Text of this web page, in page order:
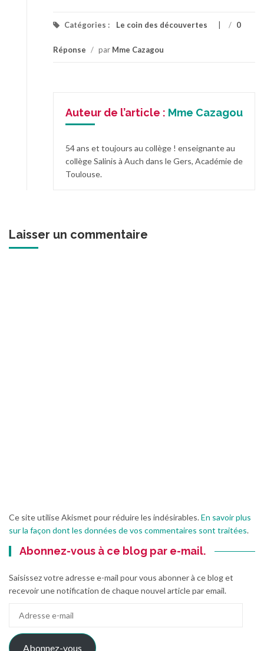
Catégories : Le coin des découvertes / 0
Réponse / par Mme Cazagou
Auteur de l’article : Mme Cazagou
54 ans et toujours au collège ! enseignante au
collège Salinis à Auch dans le Gers, Académie de
Toulouse.
Laisser un commentaire
Ce site utilise Akismet pour réduire les indésirables.En savoir plus
sur la façon dont les données de vos commentaires sont traitées.
Abonnez-vous à ce blog par e-mail.
Saisissez votre adresse e-mail pour vous abonner à ce blog et
recevoir une notification de chaque nouvel article par email.
mail
Abonnez-vous